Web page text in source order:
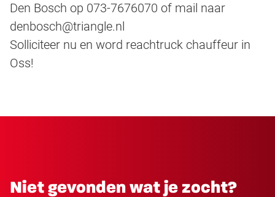
Den Bosch op 073-7676070 of mail naar
denbosch@triangle.nl
Solliciteer nu en word reachtruck chauffeur in
Oss!
Niet gevonden wat je zocht?